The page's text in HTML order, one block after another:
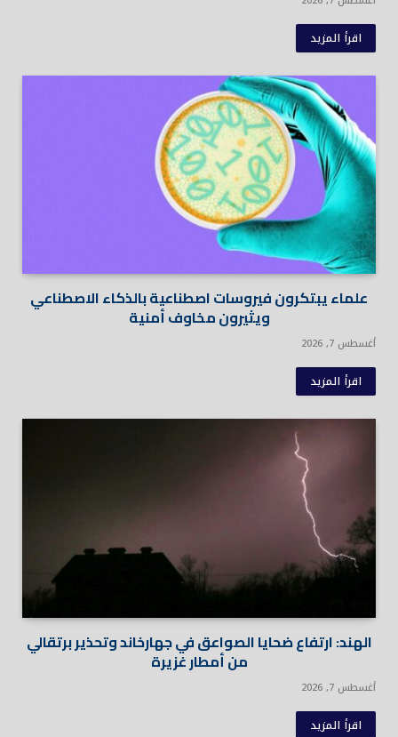
اقرأ المزيد
علماء يبتكرون فيروسات اصطناعية بالذكاء الاصطناعي
ويثيرون مخاوف أمنية
أغسطس 7, 2026
اقرأ المزيد
الهند: ارتفاع ضحايا الصواعق في جهارخاند وتحذير برتقالي
من أمطار غزيرة
أغسطس 7, 2026
اقرأ المزيد